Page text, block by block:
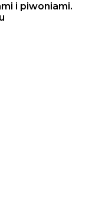
i piwoniami.